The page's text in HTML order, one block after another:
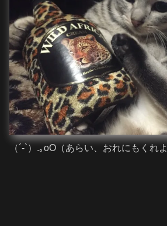
（´-`）.｡oO（あらい、おれにもくれよ